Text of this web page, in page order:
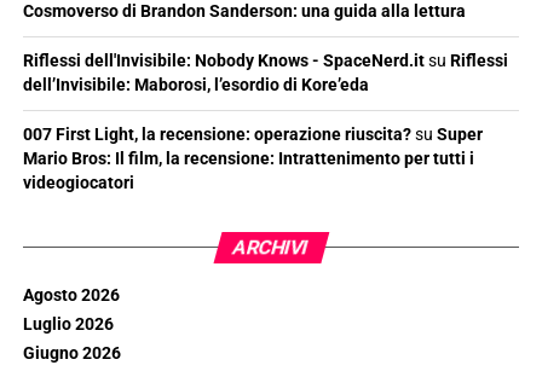
Cosmoverso di Brandon Sanderson: una guida alla lettura
Riflessi dell'Invisibile: Nobody Knows - SpaceNerd.itsu Riflessi
dell’Invisibile: Maborosi, l’esordio di Kore’eda
007 First Light, la recensione: operazione riuscita?su Super
Mario Bros: Il film, la recensione: Intrattenimento per tutti i
videogiocatori
ARCHIVI
Agosto 2026
Luglio 2026
Giugno 2026